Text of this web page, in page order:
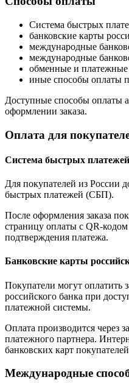
Система быстрых
банковские карты
международные
международные
обменные и платежные
иные способы оплаты
Доступные способы оплаты
оформлении заказа.
Оплата для
Система быстрых
Для покупателей из России
быстрых платежей (СБП).
После оформления заказа
страницу оплаты с QR-
подтверждения платежа.
Банковские карты
Покупатели могут оплатить
российского банка при
платежной системы.
Оплата производится через
платежного партнера.
банковских карт
Международные